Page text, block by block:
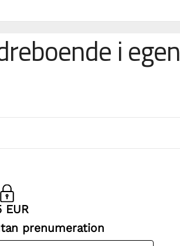
i egen